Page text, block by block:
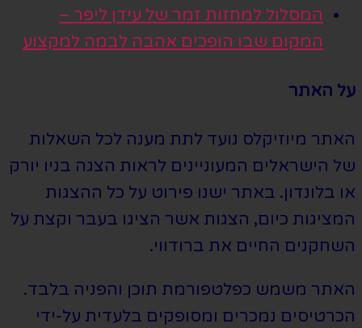
המסלול למחזות זמר של עידן ליפר –
המקום שבו הופכים אהבה לבמה למקצוע
על האתר
האתר מיוזיקלס נועד לתת מענה לכל השאלות
של הישראלים המעוניינים לראות הצגה בניו יורק
או בלונדון. באתר ישנו פירוט על כל ההצגות
המציגות כיום, הצגות אשר הציגו בעבר וקצת על
השחקנים החיים את ברודווי.
האתר משמש כפלטפורמת תוכן והפניה בלבד.
הכרטיסים נמכרים ומסופקים בלעדית על-ידי